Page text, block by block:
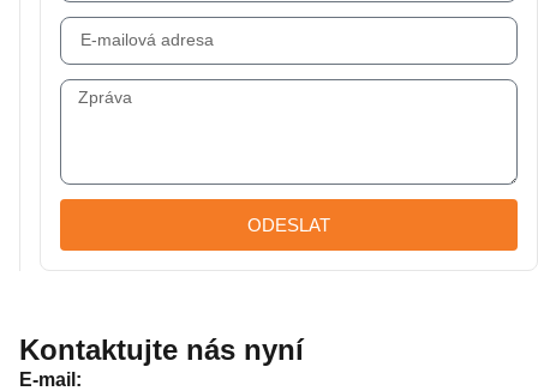
ODESLAT
Kontaktujte nás nyní
E-mail: